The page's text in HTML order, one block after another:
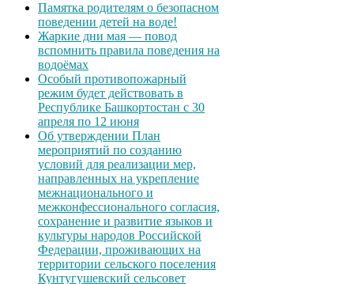
Памятка родителям о безопасном
поведении детей на воде!
Жаркие дни мая — повод
вспомнить правила поведения на
водоёмах
Особый противопожарный
режим будет действовать в
Республике Башкортостан с 30
апреля по 12 июня
Об утверждении План
мероприятий по созданию
условий для реализации мер,
направленных на укрепление
межнационального и
межконфессионального согласия,
сохранение и развитие языков и
культуры народов Российской
Федерации, проживающих на
территории сельского поселения
Кунтугушевский сельсовет